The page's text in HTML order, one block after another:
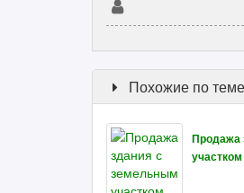
Похожие по теме
Продажа
участком